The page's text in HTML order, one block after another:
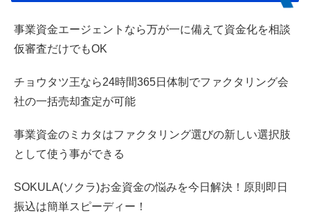
事業資金エージェントなら万が一に備えて資金化を相談
仮審査だけでもOK
チョウタツ王なら24時間365日体制でファクタリング会
社の一括売却査定が可能
事業資金のミカタはファクタリング選びの新しい選択肢
として使う事ができる
SOKULA(ソクラ)お金資金の悩みを今日解決！原則即日
振込は簡単スピーディー！